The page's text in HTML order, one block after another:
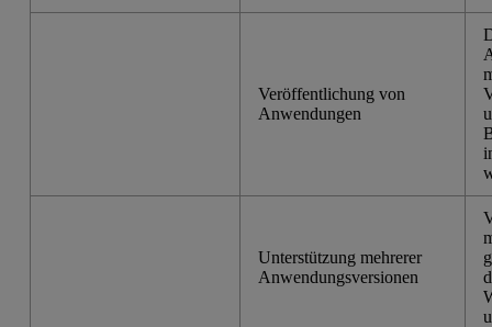
Veröffentlichung von
Anwendungen
Unterstützung mehrerer
Anwendungsversionen